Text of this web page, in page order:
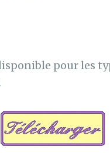
pour les